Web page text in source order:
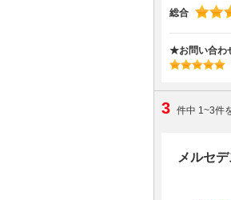
総合
★お問い合わ
3 件中 1~3件
メルセ